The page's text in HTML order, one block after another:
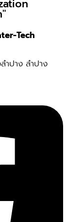
Tech
ำปาง ลำปาง